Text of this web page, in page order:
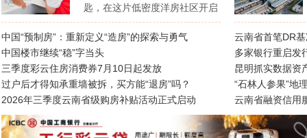
匙，在这片低密度洋房社区开启
崭新生活。...
中国“预制房”：重新定义“造房”的探索与勇气
中国楼市继续“稳”字当头
三季度彩云住房消费券7月10日起发放
过户后才得知承重墙被拆，买方能“退房”吗？
2026年三季度云南省级购房补贴活动正式启动
云南省首笔DR
多家银行重启发
昆明抓实数据资
“石林人参果”地
云南省融资信用